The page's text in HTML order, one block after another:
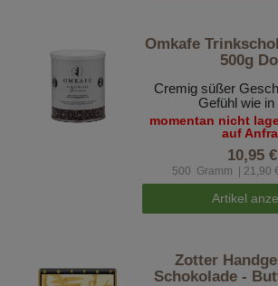
Omkafe
500g
Cremig süßer
Gefühl wie in
momentan nicht
auf
10,95
500 Gramm | 21,90
Artikel
Zotter
Schokolade -